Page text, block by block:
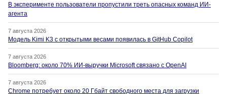
В эксперименте пользователи пропустили треть опасных команд ИИ-
агента
7 августа 2026
Модель Kimi K3 с открытыми весами появилась в GitHub Copilot
7 августа 2026
Bloomberg: около 70% ИИ-выручки Microsoft связано с OpenAI
7 августа 2026
Chrome потребует около 20 Гбайт свободного места для загрузки